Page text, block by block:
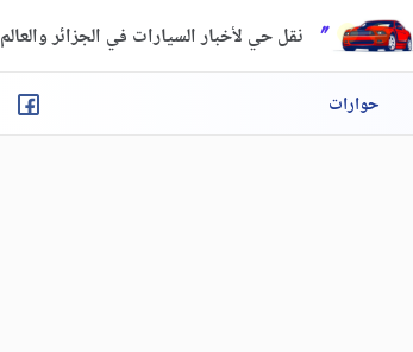
نقل حي لأخبار السيارات في الجزائر والعالم
حوارات